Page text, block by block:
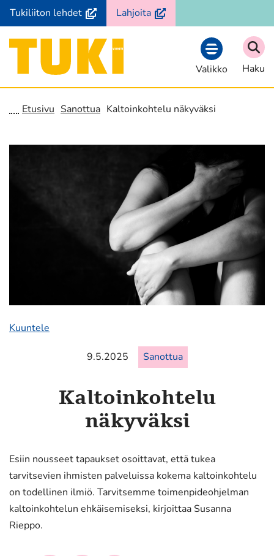
Siirry
sisältöön
Tukiliiton lehdet(avautuu
uuteen
ikkunaan,
siirryt
toiseen
Lahjoita(avautuu
uuteen
Etusivu
Valikko
Haku
Etusivu Sanottua Kaltoinkohtelu näkyväksi
Kuuntele
9.5.2025 Sanottua
Kaltoinkohtelu
näkyväksi
Esiin nousseet tapaukset osoittavat, että tukea
tarvitsevien ihmisten palveluissa kokema kaltoinkohtelu
on todellinen ilmiö. Tarvitsemme toimenpideohjelman
kaltoinkohtelun ehkäisemiseksi, kirjoittaa Susanna
Rieppo.